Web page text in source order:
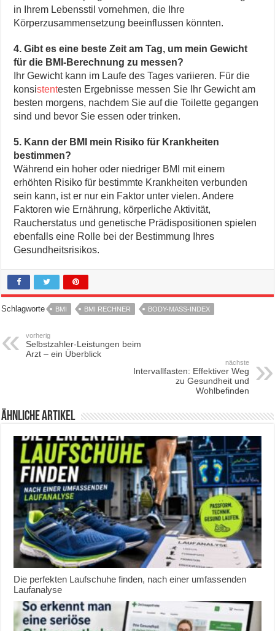
in Ihrem Lebensstil vornehmen, die Ihre
Körperzusammensetzung beeinflussen könnten.
4. Gibt es eine beste Zeit am Tag, um mein Gewicht
für die BMI-Berechnung zu messen?
Ihr Gewicht kann im Laufe des Tages variieren. Für die
konsistentesten Ergebnisse messen Sie Ihr Gewicht am
besten morgens, nachdem Sie auf die Toilette gegangen
sind und bevor Sie essen oder trinken.
5. Kann der BMI mein Risiko für Krankheiten
bestimmen?
Während ein hoher oder niedriger BMI mit einem
erhöhten Risiko für bestimmte Krankheiten verbunden
sein kann, ist er nur ein Faktor unter vielen. Andere
Faktoren wie Ernährung, körperliche Aktivität,
Raucherstatus und genetische Prädispositionen spielen
ebenfalls eine Rolle bei der Bestimmung Ihres
Gesundheitsrisikos.
Schlagworte BMI BMI RECHNER BODY-MASS-INDEX
vorherig
Selbstzahler-Leistungen beim
Arzt – ein Überblick
nächste
Intervallfasten: Effektiver Weg
zu Gesundheit und
Wohlbefinden
ähnliche Artikel
Die perfekten Laufschuhe finden, nach einer umfassenden
Laufanalyse